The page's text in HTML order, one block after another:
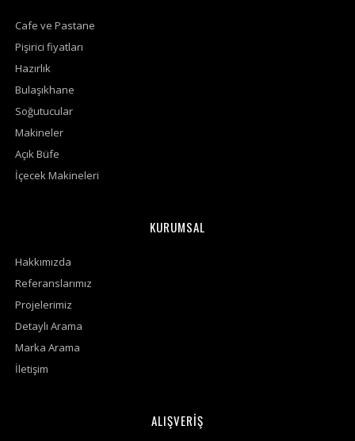
Cafe ve Pastane
Pişirici fiyatları
Hazırlık
Bulaşıkhane
Soğutucular
Makineler
Açık Büfe
İçecek Makineleri
KURUMSAL
Hakkımızda
Referanslarımız
Projelerimiz
Detaylı Arama
Marka Arama
İletişim
ALIŞVERİŞ